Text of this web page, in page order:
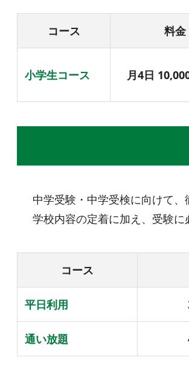
コース 料金
小学生コース 月4日
中学受験・中学受検に向けて、
学校内容の定着に加え、受験に
コース
平日利用
通い放題